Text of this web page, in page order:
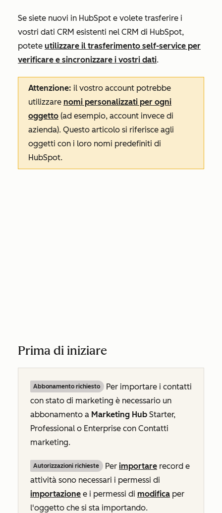
Se siete nuovi in HubSpot e volete trasferire i
vostri dati CRM esistenti nel CRM di HubSpot,
potete utilizzare il trasferimento self-service per
verificare e sincronizzare i vostri dati.
Attenzione: il vostro account potrebbe
utilizzare nomi personalizzati per ogni
oggetto (ad esempio, account invece di
azienda). Questo articolo si riferisce agli
oggetti con i loro nomi predefiniti di
HubSpot.
Prima di iniziare
Abbonamento richiesto
Per importare i contatti
con stato di marketing è necessario un
abbonamento a Marketing Hub Starter,
Professional o Enterprise con Contatti
marketing.
Autorizzazioni richieste Per importare record e
attività sono necessari i permessi di
importazione e i permessi di modifica per
l'oggetto che si sta importando.